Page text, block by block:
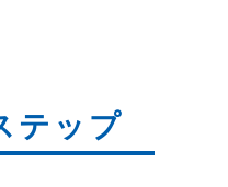
テップ